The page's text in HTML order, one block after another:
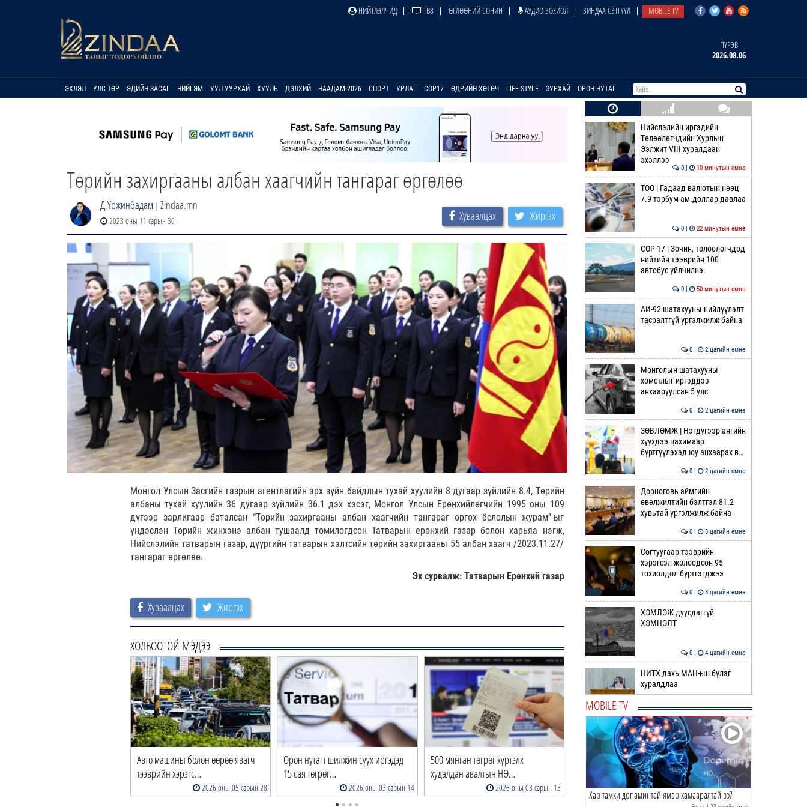
НИЙТЛЭЛЧИД ТВ8 ӨГЛӨӨНИЙ СОНИН АУДИО ЗОХИОЛ ЗИНДАА СЭТГҮҮЛ MOBILE TV
ПҮРЭВ
2026.08.06
ЭХЛЭЛ УЛС ТӨР ЭДИЙН ЗАСАГ НИЙГЭМ УУЛ УУРХАЙ ХУУЛЬ ДЭЛХИЙ НААДАМ-2026 СПОРТ УРЛАГ COP17 ӨДРИЙН ХӨТӨЧ LIFE STYLE ЗУРХАЙ ОРОН НУТАГ
Төрийн захиргааны албан хаагчийн тангараг өргөлөө
Д.Үржинбадам | Zindaa.mn
2023 оны 11 сарын 30 Хуваалцах Жиргэх
Монгол Улсын Засгийн газрын агентлагийн эрх зүйн байдлын тухай хуулийн 8 дугаар зүйлийн 8.4, Төрийн
албаны тухай хуулийн 36 дугаар зүйлийн 36.1 дэх хэсэг, Монгол Улсын Ерөнхийлөгчийн 1995 оны 109
дүгээр зарлигаар баталсан “Төрийн захиргааны албан хаагчийн тангараг өргөх ёслолын журам”-ыг
үндэслэн Төрийн жинхэнэ албан тушаалд томилогдсон Татварын ерөнхий газар болон харьяа нэгж,
Нийслэлийн татварын газар, дүүргийн татварын хэлтсийн төрийн захиргааны 55 албан хаагч /2023.11.27/
тангараг өргөлөө.
Эх сурвалж: Татварын Ерөнхий газар
Хуваалцах Жиргэх
ХОЛБООТОЙ МЭДЭЭ
Авто машины болон өөрөө явагч
тээврийн хэрэгс…
2026 оны 05 сарын 28
Орон нутагт шилжин суух иргэдэд
15 сая төгрөг…
2026 оны 03 сарын 14
500 мянган төгрөг хүртэлх
худалдан авалтын НӨ…
2026 оны 03 сарын 13
ЖАГСААЛТ: Тэтгэврийг хөнгөлттэй
тогтоох ажил…
2023 оны 03 сарын 29
НӨАТ-ын тайлан
хугацаа дуусаха…
Нийслэлийн иргэдийн
Төлөөлөгчдийн Хурлын
Ээлжит VIII хуралдаан
эхэллээ
0 | 10 минутын өмнө
ТОО | Гадаад валютын нөөц
7.9 тэрбум ам.доллар давлаа
0 | 22 минутын өмнө
COP-17 | Зочин, төлөөлөгчдөд
нийтийн тээврийн 100
автобус үйлчилнэ
0 | 50 минутын өмнө
АИ-92 шатахууны нийлүүлэлт
тасралтгүй үргэлжилж байна
0 | 2 цагийн өмнө
Монголын шатахууны
хомстлыг иргэддээ
анхааруулсан 5 улс
0 | 2 цагийн өмнө
ЗӨВЛӨМЖ | Нэгдүгээр ангийн
хүүхдээ цахимаар
бүртгүүлэхэд юу анхаарах в…
0 | 2 цагийн өмнө
Дорноговь аймгийн
өвөлжилтийн бэлтгэл 81.2
хувьтай үргэлжилж байна
0 | 3 цагийн өмнө
Согтуугаар тээврийн
хэрэгсэл жолоодсон 95
тохиолдол бүртгэгджээ
0 | 3 цагийн өмнө
ХЭМЛЭЖ дуусдаггүй
ХЭМНЭЛТ
0 | 4 цагийн өмнө
НИТХ дахь МАН-ын бүлэг
хуралдлаа
Нэгдүгээр хорооллын арын
замыг наймдугаар сарын 6-
ны 23:00 цагаас түр …
0 | 4 цагийн өмнө
“Явуулын оффис” өнөөдөр
MOBILE TV
Хар тамхи допаминтай ямар хамааралтай вэ?